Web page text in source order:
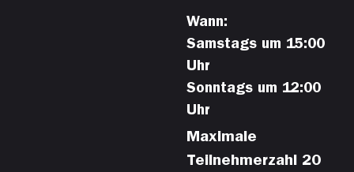
Wann:
Samstags um 15:00
Uhr
Sonntags um 12:00
Uhr
Maximale
Teilnehmerzahl 20